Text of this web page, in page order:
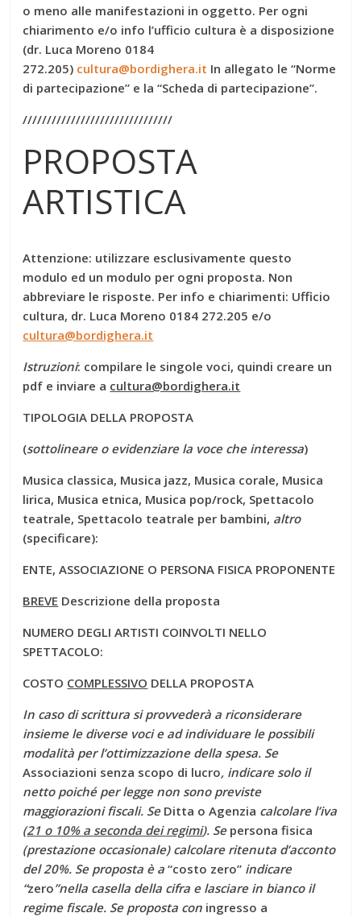
o meno alle manifestazioni in oggetto. Per ogni
chiarimento e/o info l’ufficio cultura è a disposizione
(dr. Luca Moreno 0184
272.205) cultura@bordighera.it In allegato le “Norme
di partecipazione” e la “Scheda di partecipazione”.
///////////////////////////////
PROPOSTA
ARTISTICA
Attenzione: utilizzare esclusivamente questo
modulo ed un modulo per ogni proposta. Non
abbreviare le risposte. Per info e chiarimenti: Ufficio
cultura, dr. Luca Moreno 0184 272.205 e/o
cultura@bordighera.it
Istruzioni: compilare le singole voci, quindi creare un
pdf e inviare a cultura@bordighera.it
TIPOLOGIA DELLA PROPOSTA
(sottolineare o evidenziare la voce che interessa)
Musica classica, Musica jazz, Musica corale, Musica
lirica, Musica etnica, Musica pop/rock, Spettacolo
teatrale, Spettacolo teatrale per bambini, altro
(specificare):
ENTE, ASSOCIAZIONE O PERSONA FISICA PROPONENTE
BREVE Descrizione della proposta
NUMERO DEGLI ARTISTI COINVOLTI NELLO
SPETTACOLO:
COSTO COMPLESSIVO DELLA PROPOSTA
In caso di scrittura si provvederà a riconsiderare
insieme le diverse voci e ad individuare le possibili
modalità per l’ottimizzazione della spesa. Se
Associazioni senza scopo di lucro, indicare solo il
netto poiché per legge non sono previste
maggiorazioni fiscali. Se Ditta o Agenzia calcolare l’iva
(21 o 10% a seconda dei regimi). Se persona fisica
(prestazione occasionale) calcolare ritenuta d’acconto
del 20%. Se proposta è a“costo zero” indicare
“zero”nella casella della cifra e lasciare in bianco il
regime fiscale. Se proposta con ingresso a